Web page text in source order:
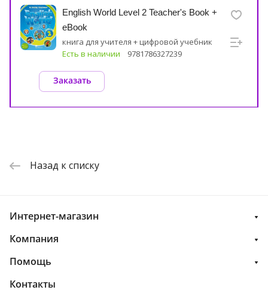
English World Level 2 Teacher's Book +
eBook
книга для учителя + цифровой учебник
Есть в наличии
9781786327239
Заказать
Назад к списку
Интернет-магазин
Компания
Помощь
Контакты